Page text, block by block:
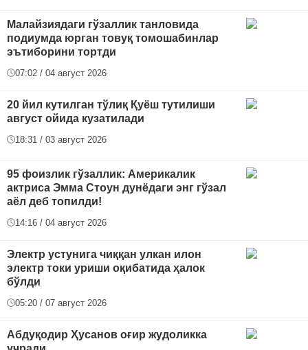
Малайзиядаги гўзаллик танловида
подиумда юрган товуқ томошабинлар
эътиборини тортди
07:02 / 04 август 2026
20 йил кутилган тўлиқ Қуёш тутилиши
август ойида кузатилади
18:31 / 03 август 2026
95 фоизлик гўзаллик: Америкалик
актриса Эмма Стоун дунёдаги энг гўзал
аёл деб топилди!
14:16 / 04 август 2026
Электр устунига чиққан улкан илон
электр токи уриши оқибатида ҳалок
бўлди
05:20 / 07 август 2026
Абдуқодир Ҳусанов оғир жудоликка